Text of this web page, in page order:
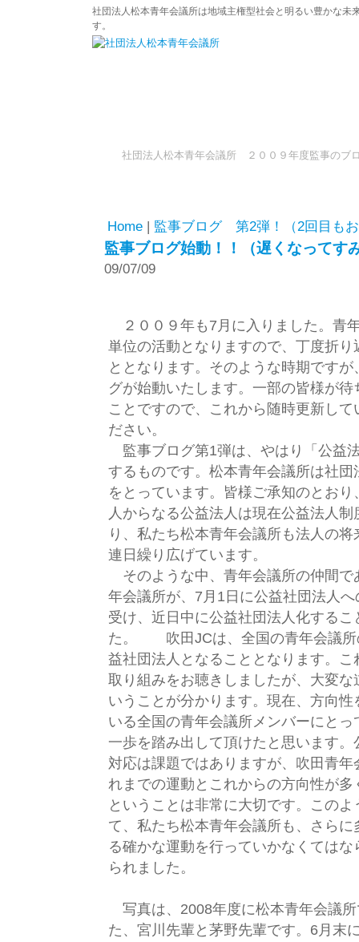
社団法人松本青年会議所は地域主権型社会と明るい豊かな未
す。
社団法人松本青年会議所 ２００９年度監事のブ
Home | 監事ブログ 第2弾！（2回目も
監事ブログ始動！！（遅くなってす
09/07/09
２００９年も7月に入りました。青
単位の活動となりますので、丁度折
ととなります。そのような時期です
グが始動いたします。一部の皆様が
ことですので、これから随時更新し
ださい。
監事ブログ第1弾は、やはり「公益
するものです。松本青年会議所は社
をとっています。皆様ご承知のとお
人からなる公益法人は現在公益法人
り、私たち松本青年会議所も法人の
連日繰り広げています。
そのような中、青年会議所の仲間で
年会議所が、7月1日に公益社団法人
受け、近日中に公益社団法人化する
た。 吹田JCは、全国の青年会議所
益社団法人となることとなります。こ
取り組みをお聴きしましたが、大変
いうことが分かります。現在、方向
いる全国の青年会議所メンバーにと
一歩を踏み出して頂けたと思います
対応は課題ではありますが、吹田青
れまでの運動とこれからの方向性が
ということは非常に大切です。この
て、私たち松本青年会議所も、さら
る確かな運動を行っていかなくては
られました。
写真は、2008年度に松本青年会議
た、宮川先輩と茅野先輩です。6月末